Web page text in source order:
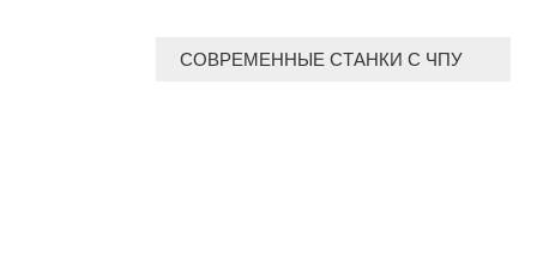
СОВРЕМЕННЫЕ СТАНКИ С ЧПУ